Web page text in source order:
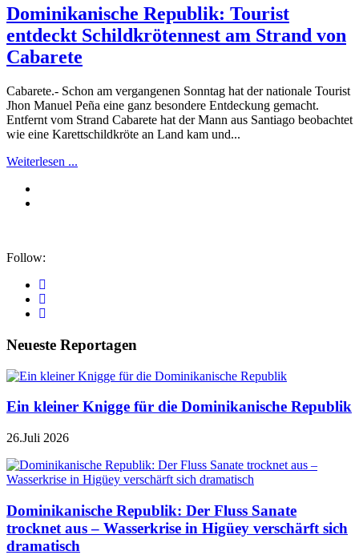
Dominikanische Republik: Tourist
entdeckt Schildkrötennest am Strand von
Cabarete
Cabarete.- Schon am vergangenen Sonntag hat der nationale Tourist
Jhon Manuel Peña eine ganz besondere Entdeckung gemacht.
Entfernt vom Strand Cabarete hat der Mann aus Santiago beobachtet
wie eine Karettschildkröte an Land kam und...
Weiterlesen ...
Follow:
Neueste Reportagen
Ein kleiner Knigge für die Dominikanische Republik
26.Juli 2026
Dominikanische Republik: Der Fluss Sanate
trocknet aus – Wasserkrise in Higüey verschärft sich
dramatisch